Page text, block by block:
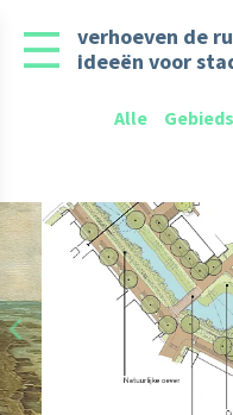
verhoeven de
ideeën voor
Alle
Previous